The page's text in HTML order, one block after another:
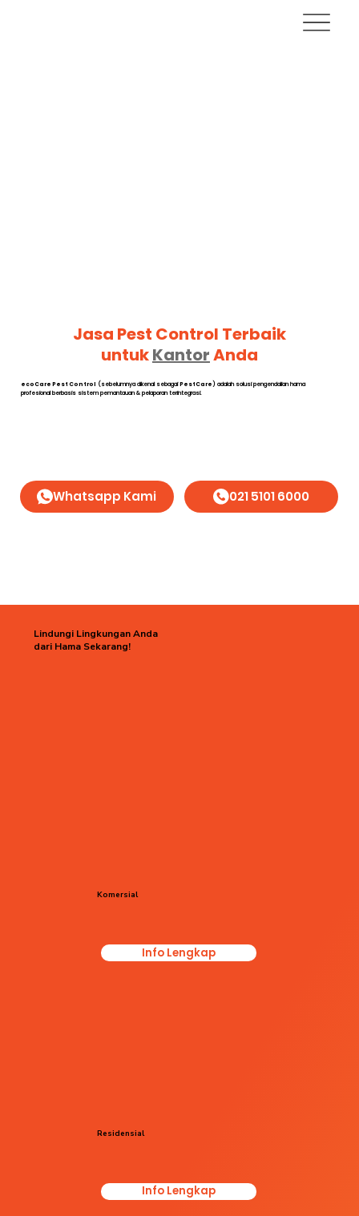
Lindungi Lingkungan Anda
dari Hama Sekarang!
Komersial
Info Lengkap
Residensial
Info Lengkap
Whatsapp Kami 021 5101 6000
Jasa Pest Control Terbaik
untukKantorAnda
ecoCare Pest Control (sebelumnya dikenal sebagaiPestCare ) adalah solusi pengendalian hama
profesional berbasis sistem pemantauan & pelaporan terintegrasi.